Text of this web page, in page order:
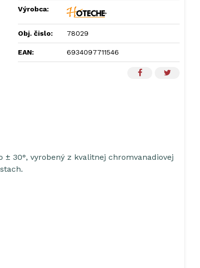
Výrobca:
Obj. čislo: 78029
EAN: 6934097711546
30°, vyrobený z kvalitnej chromvanadiovej